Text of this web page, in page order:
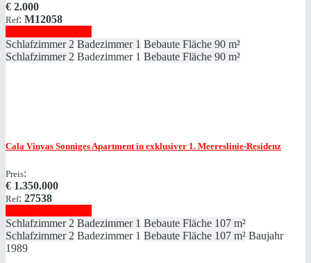
€ 2.000
Ref: M12058
Schlafzimmer 2 Badezimmer 1 Bebaute Fläche 90 m²
Schlafzimmer 2 Badezimmer 1 Bebaute Fläche 90 m²
Cala Vinyas Sonniges Apartment in exklusiver 1. Meereslinie-Residenz
Preis:
€ 1.350.000
Ref: 27538
Schlafzimmer 2 Badezimmer 1 Bebaute Fläche 107 m²
Schlafzimmer 2 Badezimmer 1 Bebaute Fläche 107 m² Baujahr
1989